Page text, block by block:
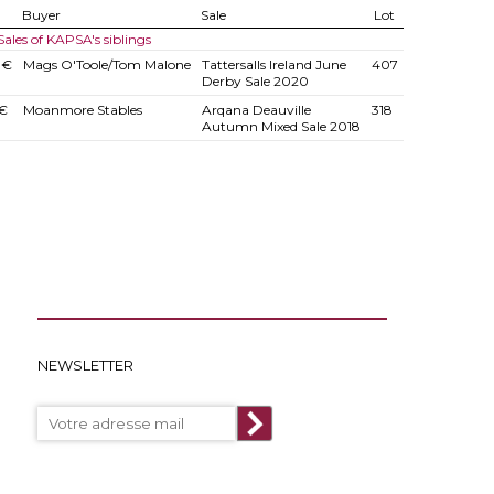
Buyer Sale
Lot
of KAPSA's siblings
€
Mags O'Toole/Tom Malone
Tattersalls Ireland June
Derby Sale 2020
407
Moanmore Stables
Arqana Deauville
Autumn Mixed Sale 2018
318
NEWSLETTER